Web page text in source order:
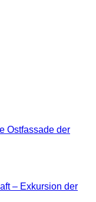
Ostfassade der
– Exkursion der